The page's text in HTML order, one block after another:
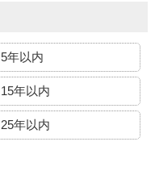
5年以内
15年以内
25年以内